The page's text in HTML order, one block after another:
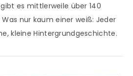
es mittlerweile über 140
nur kaum einer weiß: Jeder
kleine Hintergrundgeschichte.